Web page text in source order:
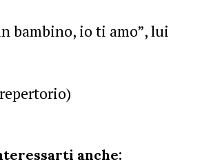
bambino, io ti amo”, lui
anche: